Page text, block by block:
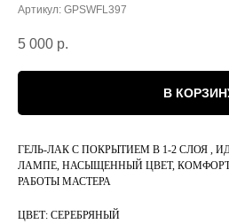
Артикул: GPSWFL397
5 000 р.
В
ГЕЛЬ-ЛАК С ПОКРЫТИЕМ В 1-2 СЛОЯ ,
ЛАМПЕ, НАСЫЩЕННЫЙ ЦВЕТ,
РАБОТЫ МАСТЕРА
ЦВЕТ: СЕРЕБРЯНЫЙ